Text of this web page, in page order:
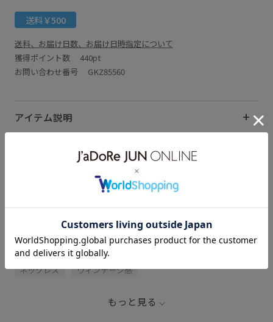
送料￥500
送料、お届け日数、お届け日時指定について
獲得ポイント数 440pt
お問い合わせ番号 GKZ85560
アイテム説明
サイズ・素材・お手入れ方法
関連タグ
アイコニック シンプル シンプルなデザイン
ネックレス ヴィンテージ感
もっと見る